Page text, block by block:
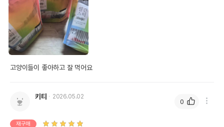
고양이들이 좋아하고 잘 먹어요
키티 2026.05.02
재구매
0